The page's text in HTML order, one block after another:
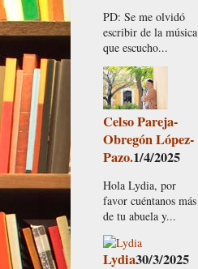
PD: Se me olvidó
escribir de la música
que escucho...
Celso Pareja-
Obregón López-
Pazo.1/4/2025
Hola Lydia, por
favor cuéntanos más
de tu abuela y...
Lydia30/3/2025